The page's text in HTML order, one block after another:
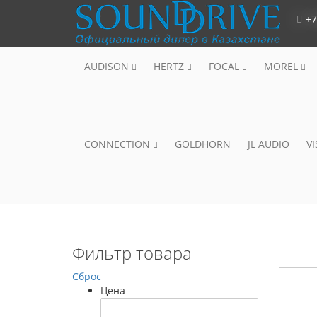
AUDISON HERTZ FOCAL MOREL
CONNECTION GOLDHORN JL AUDIO
Фильтр товара
Сброс
Цена